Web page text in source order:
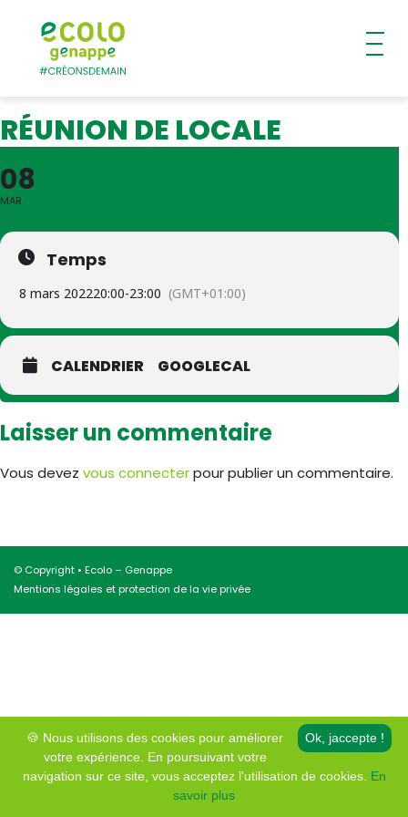
Ecolo – Genappe
RÉUNION DE LOCALE
08
MAR
Temps
8 mars 202220:00-23:00 (GMT+01:00)
CALENDRIER GOOGLECAL
Laisser un commentaire
Vous devez vous connecterpour publier un commentaire.
© Copyright • Ecolo – Genappe
Mentions légales et protection de la vie privée
Ok, jaccepte !
🍪 Nous utilisons des cookies pour améliorer
votre expérience. En poursuivant votre
navigation sur ce site, vous acceptez l'utilisation de cookies. En
savoir plus